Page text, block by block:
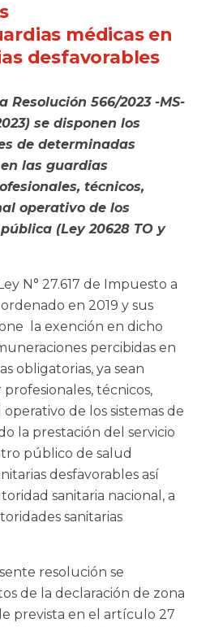
médicas en
desfavorables
Resolución 566/2023 -MS-
se disponen los
de determinadas
las guardias
técnicos,
operativo de los
(Ley 20628 TO y
N° 27.617 de Impuesto a
en 2019 y sus
la exención en dicho
percibidas en
obligatorias, ya sean
profesionales, técnicos,
de los sistemas de
la prestación del servicio
público de salud
desfavorables así
sanitaria nacional, a
sanitarias
resolución se
de la declaración de zona
prevista en el artículo 27